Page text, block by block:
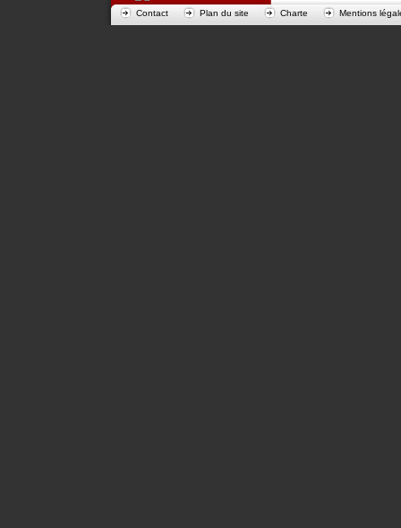
Contact Plan du site Charte Mentions